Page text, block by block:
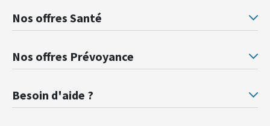
Nos offres Santé
Mutuelle santé Retraités justice
Nos offres Prévoyance
Besoin d'aide ?